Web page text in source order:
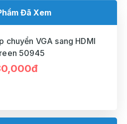
Đã Xem
chuyển VGA sang HDMI
50945